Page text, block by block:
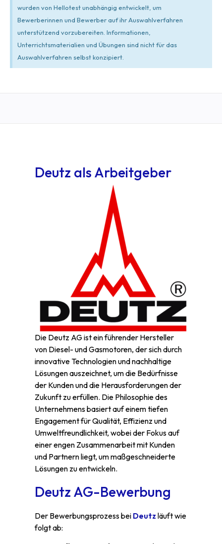
wurden von Hellotest unabhängig entwickelt, um
Bewerberinnen und Bewerber auf ihr Auswahlverfahren
unterstützend vorzubereiten. Informationen,
Unterrichtsmaterialien und Übungen sind nicht für das
Auswahlverfahren selbst konzipiert.
Deutz als Arbeitgeber
Die Deutz AG ist ein führender Hersteller
von Diesel- und Gasmotoren, der sich durch
innovative Technologien und nachhaltige
Lösungen auszeichnet, um die Bedürfnisse
der Kunden und die Herausforderungen der
Zukunft zu erfüllen. Die Philosophie des
Unternehmens basiert auf einem tiefen
Engagement für Qualität, Effizienz und
Umweltfreundlichkeit, wobei der Fokus auf
einer engen Zusammenarbeit mit Kunden
und Partnern liegt, um maßgeschneiderte
Lösungen zu entwickeln.
Deutz AG-Bewerbung
Der Bewerbungsprozess bei Deutz läuft wie
folgt ab: